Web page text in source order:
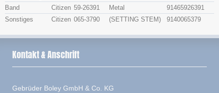
Band
Citizen 59-26391 Metal
91465926391
Sonstiges
Citizen 065-3790 (SETTING STEM) 9140065379
Kontakt & Anschrift
Gebrüder Boley GmbH & Co. KG